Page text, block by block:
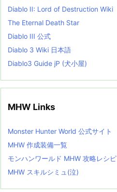
Diablo II: Lord of Destruction Wiki
The Eternal Death Star
Diablo III 公式
Diablo 3 Wiki 日本語
Diablo3 Guide jP (犬小屋)
MHW Links
Monster Hunter World 公式サイト
MHW 作成装備一覧
モンハンワールド MHW 攻略レシピ
MHW スキルシミュ(泣)